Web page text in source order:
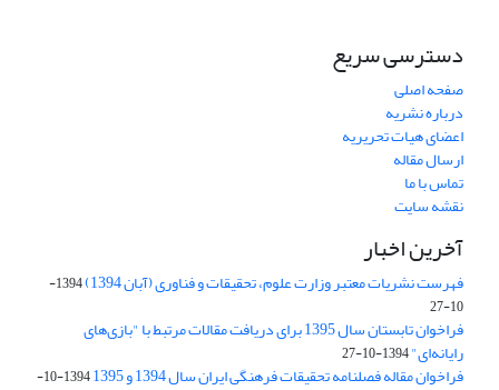
دسترسی سریع
صفحه اصلی
درباره نشریه
اعضای هیات تحریریه
ارسال مقاله
تماس با ما
نقشه سایت
آخرین اخبار
فهرست نشریات معتبر وزارت علوم، تحقیقات و فناوری (آبان 1394)
1394-
10-27
فراخوان تابستان سال 1395 برای دریافت مقالات مرتبط با "بازی‌های
رایانه‌ای"1394-10-27
فراخوان مقاله فصلنامه تحقیقات فرهنگی ایران سال 1394 و 1395
1394-10-